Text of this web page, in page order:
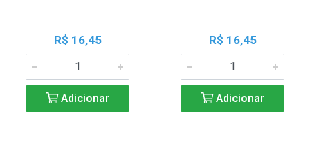
R$ 16,45
Adicionar
R$ 16,45
Adicionar